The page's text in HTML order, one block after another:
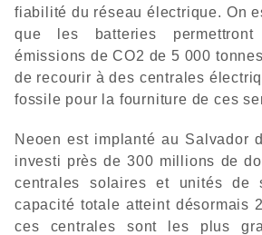
fiabilité du réseau électrique. On
que les batteries
émissions de CO2 de 5 000
de recourir à des centrales
fossile pour la fourniture de ces
Neoen est implanté au Salvador
investi près de 300 millions de
centrales solaires et unités de
capacité totale atteint désormais
ces centrales sont les plus